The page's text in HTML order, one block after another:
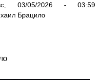
03/05/2026 - 03:59
Брацило